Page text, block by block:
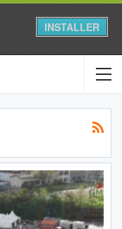
INSTALLER